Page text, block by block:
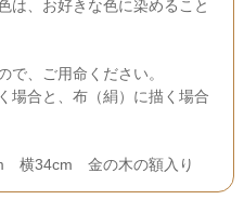
は、お好きな色に染めること
で、ご用命ください。
場合と、布（絹）に描く場合
横34cm 金の木の額入り